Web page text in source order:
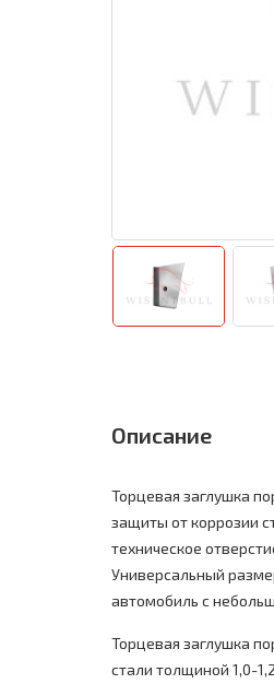
Описание
Торцевая заглушка
защиты от коррозии
техническое
Универсальный
автомобиль с
Торцевая заглушка
стали толщиной 1,0-